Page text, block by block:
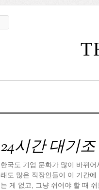
24시간 대기조
한국도 기업 문화가 많이 바뀌
래도 많은 직장인들이 이 기간
는 게 없고, 그냥 쉬어야 할 때